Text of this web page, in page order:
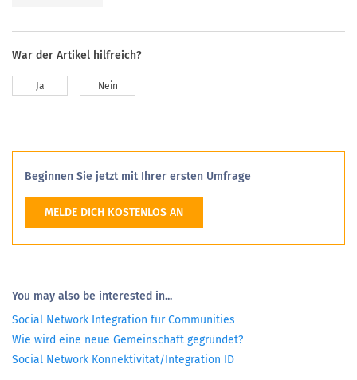
War der Artikel hilfreich?
Ja Nein
Beginnen Sie jetzt mit Ihrer ersten Umfrage
MELDE DICH KOSTENLOS AN
You may also be interested in...
Social Network Integration für Communities
Wie wird eine neue Gemeinschaft gegründet?
Social Network Konnektivität/Integration ID